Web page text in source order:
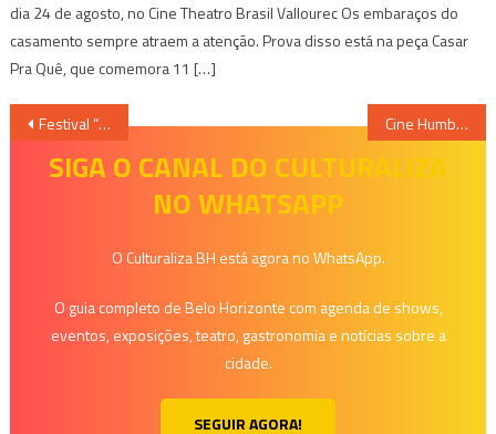
dia 24 de agosto, no Cine Theatro Brasil Vallourec Os embaraços do
casamento sempre atraem a atenção. Prova disso está na peça Casar
Pra Quê, que comemora 11 […]
Navegação
Festival “Na Praia” é atração deste final de semana na Lagoa dos Ingleses Cine Humberto Mauro Exibe a Mostra Buñuel no México
SIGA O CANAL DO CULTURALIZA
NO WHATSAPP
O Culturaliza BH está agora no WhatsApp.
O guia completo de Belo Horizonte com agenda de shows,
eventos, exposições, teatro, gastronomia e notícias sobre a
cidade.
SEGUIR AGORA!